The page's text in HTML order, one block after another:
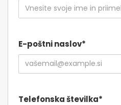
E-poštni naslov*
Telefonska številka*